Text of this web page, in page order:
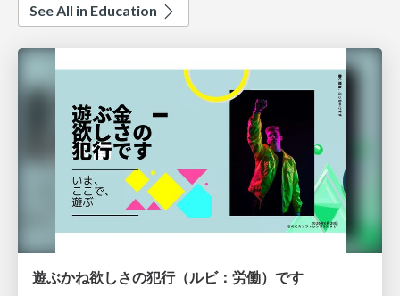
See All in Education
遊ぶかね欲しさの犯行（ルビ：労働）です